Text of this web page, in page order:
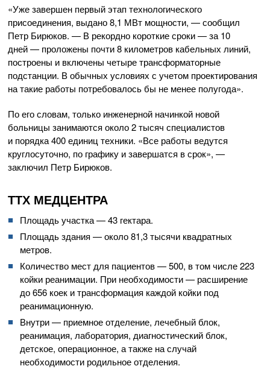
«Уже завершен первый этап технологического
присоединения, выдано 8,1 МВт мощности, — сообщил
Петр Бирюков. — В рекордно короткие сроки — за 10
дней — проложены почти 8 километров кабельных линий,
построены и включены четыре трансформаторные
подстанции. В обычных условиях с учетом проектирования
на такие работы потребовалось бы не менее полугода».
По его словам, только инженерной начинкой новой
больницы занимаются около 2 тысяч специалистов
и порядка 400 единиц техники. «Все работы ведутся
круглосуточно, по графику и завершатся в срок», —
заключил Петр Бирюков.
ТТХ МЕДЦЕНТРА
Площадь участка — 43 гектара.
Площадь здания — около 81,3 тысячи квадратных
метров.
Количество мест для пациентов — 500, в том числе 223
койки реанимации. При необходимости — расширение
до 656 коек и трансформация каждой койки под
реанимационную.
Внутри — приемное отделение, лечебный блок,
реанимация, лаборатория, диагностический блок,
детское, операционное, а также на случай
необходимости родильное отделения.